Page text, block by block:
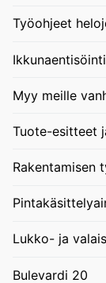
Työohjeet
Myy meille
Tuote-esitteet
Rakentamisen
Lukko- ja
Bulevardi 20